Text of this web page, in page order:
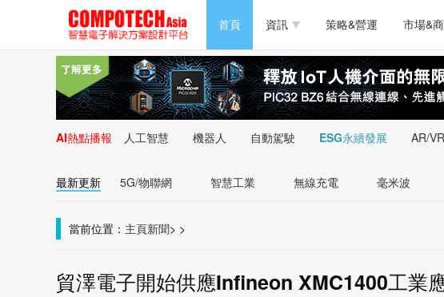
首頁 資訊
半導體/零組件 測試量測
PC/周邊 軟體/工具
新能源 人工智慧
策略&營運 市場&
PC/周邊 軟體/工具
新能源 人工智慧
AI熱點播報 人工智慧 機器人 自動駕駛 ESG永續發展 AR/VR
最新更新 5G/物聯網 智慧工業 無線充電 毫米波
當前位置： 主頁 >
新聞 >
貿澤電子開始供應Infineon XMC1400工業